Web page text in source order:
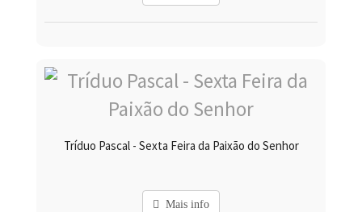
Tríduo Pascal - Sexta Feira da Paixão do Senhor
Mais info